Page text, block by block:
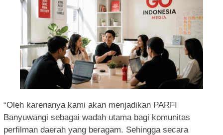
“Oleh karenanya kami akan menjadikan PARFI
Banyuwangi sebagai wadah utama bagi komunitas
perfilman daerah yang beragam. Sehingga secara